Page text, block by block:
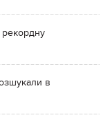
рекордну
в